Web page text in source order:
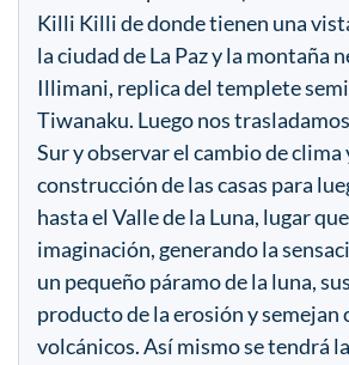
Killi Killi de donde tienen una
la ciudad de La Paz y la montaña
Illimani, replica del templete
Tiwanaku. Luego nos
Sur y observar el cambio de clima
construcción de las casas para
hasta el Valle de la Luna, lugar
imaginación, generando la
un pequeño páramo de la luna,
producto de la erosión y semejan
volcánicos. Así mismo se tendrá